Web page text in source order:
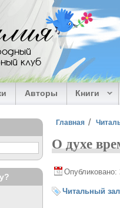
клуб
Авторы Книги
Вы здесь
Главная
О духе
Опубликовано:
Читальный зал